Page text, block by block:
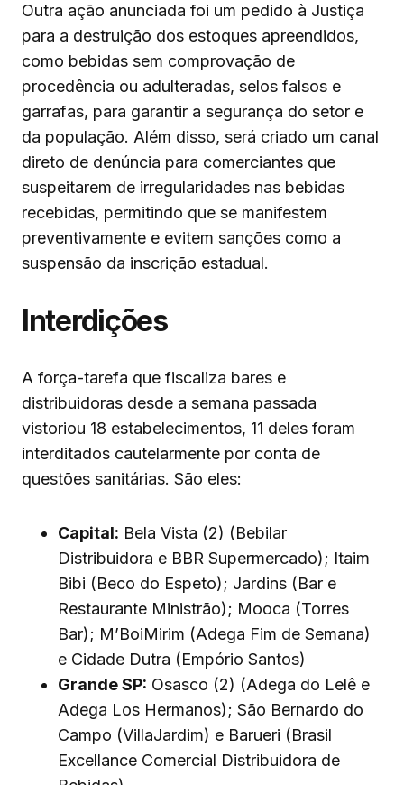
Outra ação anunciada foi um pedido à Justiça
para a destruição dos estoques apreendidos,
como bebidas sem comprovação de
procedência ou adulteradas, selos falsos e
garrafas, para garantir a segurança do setor e
da população. Além disso, será criado um canal
direto de denúncia para comerciantes que
suspeitarem de irregularidades nas bebidas
recebidas, permitindo que se manifestem
preventivamente e evitem sanções como a
suspensão da inscrição estadual.
Interdições
A força-tarefa que fiscaliza bares e
distribuidoras desde a semana passada
vistoriou 18 estabelecimentos, 11 deles foram
interditados cautelarmente por conta de
questões sanitárias. São eles:
Capital: Bela Vista (2) (Bebilar
Distribuidora e BBR Supermercado); Itaim
Bibi (Beco do Espeto); Jardins (Bar e
Restaurante Ministrão); Mooca (Torres
Bar); M’BoiMirim (Adega Fim de Semana)
e Cidade Dutra (Empório Santos)
Grande SP: Osasco (2) (Adega do Lelê e
Adega Los Hermanos); São Bernardo do
Campo (VillaJardim) e Barueri (Brasil
Excellance Comercial Distribuidora de